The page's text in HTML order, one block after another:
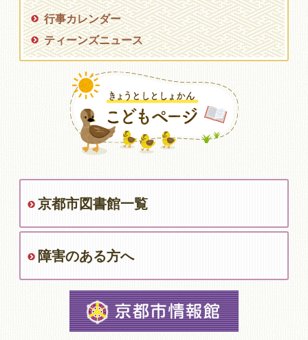
行事カレンダー
ティーンズニュース
京都市図書館一覧
障害のある方へ